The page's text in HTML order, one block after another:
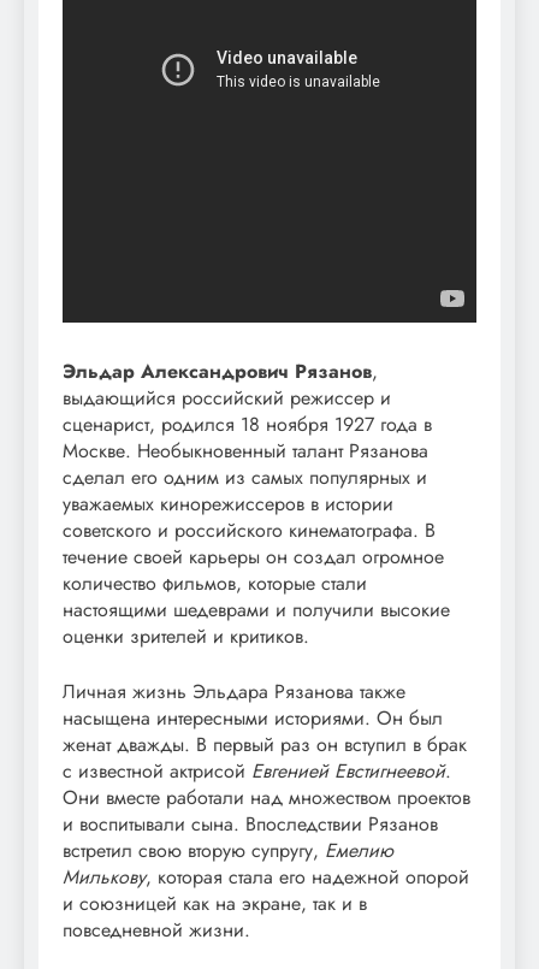
Эльдар Александрович Рязанов,
выдающийся российский режиссер и
сценарист, родился 18 ноября 1927 года в
Москве. Необыкновенный талант Рязанова
сделал его одним из самых популярных и
уважаемых кинорежиссеров в истории
советского и российского кинематографа. В
течение своей карьеры он создал огромное
количество фильмов, которые стали
настоящими шедеврами и получили высокие
оценки зрителей и критиков.
Личная жизнь Эльдара Рязанова также
насыщена интересными историями. Он был
женат дважды. В первый раз он вступил в брак
с известной актрисой Евгенией Евстигнеевой.
Они вместе работали над множеством проектов
и воспитывали сына. Впоследствии Рязанов
встретил свою вторую супругу, Емелию
Милькову, которая стала его надежной опорой
и союзницей как на экране, так и в
повседневной жизни.